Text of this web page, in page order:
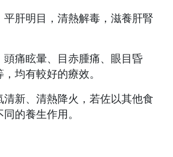
平肝明目，清熱解毒，滋養肝腎
頭痛眩暈、目赤腫痛、眼目昏
均有較好的療效。
清新、清熱降火，若佐以其他食
的養生作用。